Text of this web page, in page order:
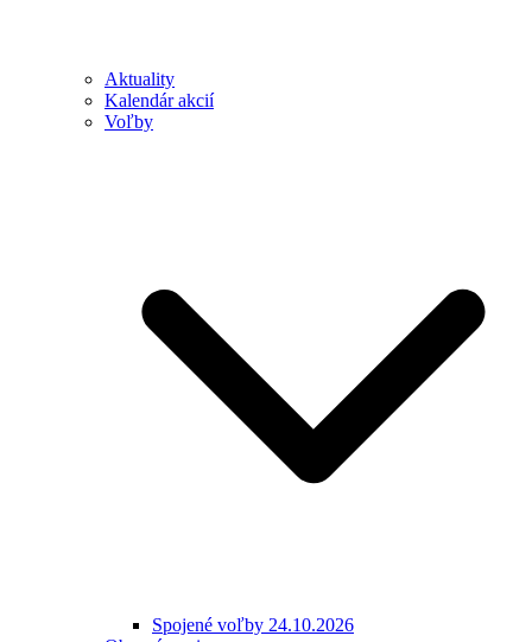
Aktuality
Kalendár akcií
Voľby
Spojené voľby 24.10.2026